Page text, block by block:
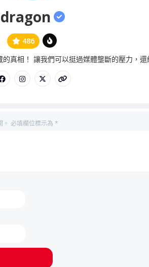
dragon
486
管
員
真相！ 讓我們可以挺過媒體壟斷的壓力，還
必填欄位標示為 *